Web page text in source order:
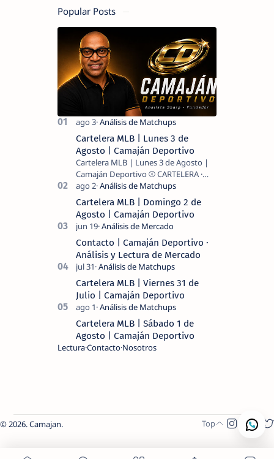
Popular Posts
Cartelera MLB | Lunes 3 de
Agosto | Camaján Deportivo
Cartelera MLB | Lunes 3 de Agosto |
Camaján Deportivo ⚾ CARTELERA ·
Cartelera MLB | Domingo 2 de
Agosto | Camaján Deportivo
Contacto | Camaján Deportivo ·
Análisis y Lectura de Mercado
Cartelera MLB | Viernes 31 de
Julio | Camaján Deportivo
Cartelera MLB | Sábado 1 de
Agosto | Camaján Deportivo
LecturaContacto Nosotros
2026.Camajan.